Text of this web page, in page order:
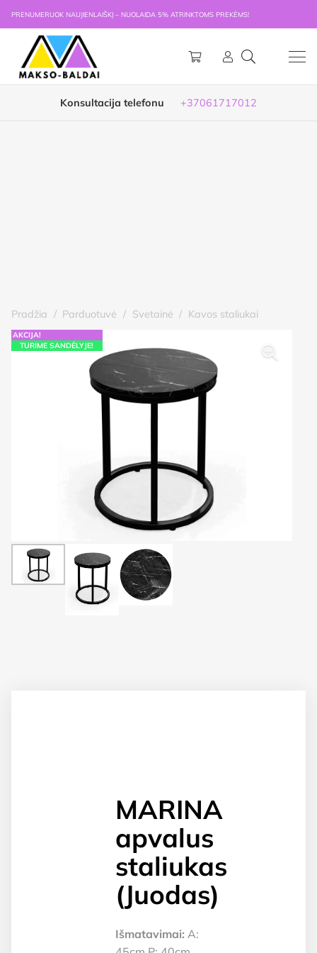
PRENUMERUOK NAUJIENLAIŠKĮ – NUOLAIDA 5% ATRINKTOMS PREKĖMS!
Konsultacija telefonu +37061717012
Pradžia / Parduotuvė / Svetainė / Kavos staliukai
AKCIJA!
TURIME SANDĖLYJE!
MARINA
apvalus
staliukas
(Juodas)
Išmatavimai: A: